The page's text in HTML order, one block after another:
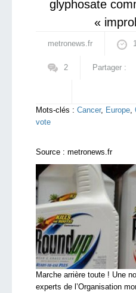
glyphosate
«
metronews.fr
2 Partager :
Mots-clés : Cancer, Europe,
vote
Source : metronews.fr
Marche arrière toute ! Une
experts de l’Organisation